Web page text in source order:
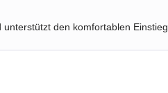
den komfortablen Einstieg.